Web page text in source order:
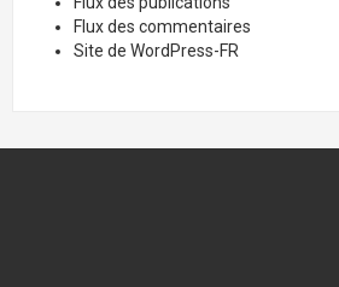
Flux des commentaires
Site de WordPress-FR